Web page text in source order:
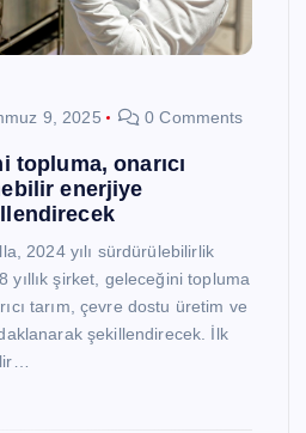
9, 2025 0 Comments
topluma, onarıcı
enerjiye
2024 yılı sürdürülebilirlik
yıllık şirket, geleceğini topluma
tarım, çevre dostu üretim ve
şekillendirecek. İlk